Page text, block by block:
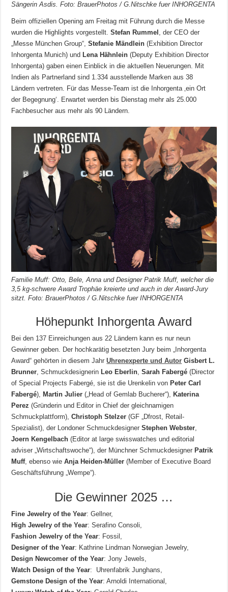
Sängerin Asdis. Foto: BrauerPhotos / G.Nitschke fuer INHORGENTA
Beim offiziellen Opening am Freitag mit Führung durch die Messe
wurden die Highlights vorgestellt.Stefan Rummel , der CEO der
„Messe München Group“,Stefanie Mändlein(Exhibition Director
Inhorgenta Munich) und Lena Hähnlein (Deputy Exhibition Director
Inhorgenta) gaben einen Einblick in die aktuellen Neuerungen. Mit
Indien als Partnerland sind 1.334 ausstellende Marken aus 38
Ländern vertreten. Für das Messe-Team ist die Inhorgenta ‚ein Ort
der Begegnung‘. Erwartet werden bis Dienstag mehr als 25.000
Fachbesucher aus mehr als 90 Ländern.
Familie Muff: Otto, Bele, Anna und Designer Patrik Muff, welcher die
3,5 kg-schwere Award Trophäe kreierte und auch in der Award-Jury
sitzt. Foto: BrauerPhotos / G.Nitschke fuer INHORGENTA
Höhepunkt Inhorgenta Award
Bei den 137 Einreichungen aus 22 Ländern kann es nur neun
Gewinner geben. Der hochkarätig besetzten Jury beim „Inhorgenta
Award“ gehörten in diesem JahrUhrenexperte und Autor Gisbert L.
Brunner , SchmuckdesignerinLeo Eberlin ,Sarah Fabergé(Director
of Special Projects Fabergé, sie ist die Urenkelin vonPeter Carl
Fabergé),Martin Julier(„Head of Gemlab Bucherer“),Katerina
Perez(Gründerin und Editor in Chief der gleichnamigen
Schmuckplattform),Christoph Stelzer(GF „Dfrost, Retail-
Spezialist), der Londoner SchmuckdesignerStephen Webster
Joern Kengelbach (Editor at large swisswatches und editorial
adviser „Wirtschaftswoche“), der Münchner SchmuckdesignerPatrik
Muff, ebenso wieAnja Heiden-Müller(Member of Executive Board
Geschäftsführung „Wempe“).
Die Gewinner 2025 …
Fine Jewelry of the Year: Gellner,
High Jewelry of the Year: Serafino Consoli,
Fashion Jewelry of the Year: Fossil,
Designer of the Year: Kathrine Lindman Norwegian Jewelry,
Design Newcomer of the Year: Jony Jewels,
Watch Design of the Year: Uhrenfabrik Junghans,
Gemstone Design of the Year: Arnoldi International,